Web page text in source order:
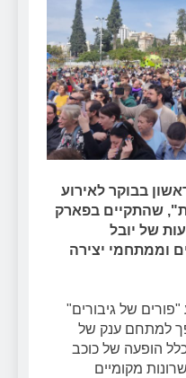
בבוקר לאירוע
שהתקיים בפארק
של יובל
וממתחמי יצירה
של גיבורים"
למתחם ענק של
הופעה של כוכב
מקומיים